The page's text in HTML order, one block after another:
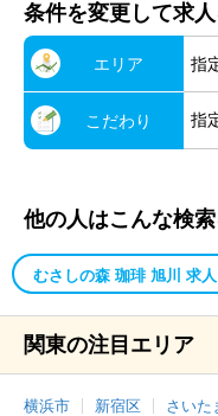
条件を変更して求
エリア 指
こだわり 指
他の人はこんな検
むさしの森 珈琲 旭川 求人
関東の注目エリア
横浜市 新宿区 さいた